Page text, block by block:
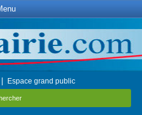
Espace grand public